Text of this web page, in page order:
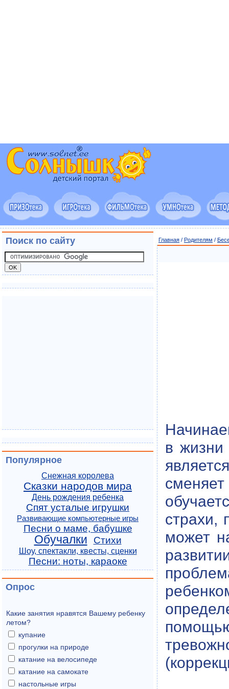
Главная / Родителям /
в жизни
страхи,
может
Поиск по сайту
Популярное
Снежная королева
Сказки народов мира
День рождения ребенка
Спят усталые игрушки
Развивающие компьютерные игры
Песни о маме, бабушке
Обучалки Стихи
Шоу, спектакли, квесты, сценки
Песни: ноты, караоке
Опрос
Какие занятия нравятся Вашему ребенку
летом?
купание
прогулки на природе
катание на велосипеде
катание на самокате
настольные игры